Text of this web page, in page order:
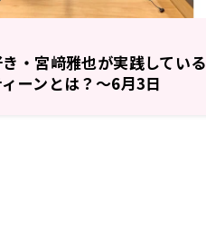
・宮﨑雅也が実践している
ーンとは？～6月3日